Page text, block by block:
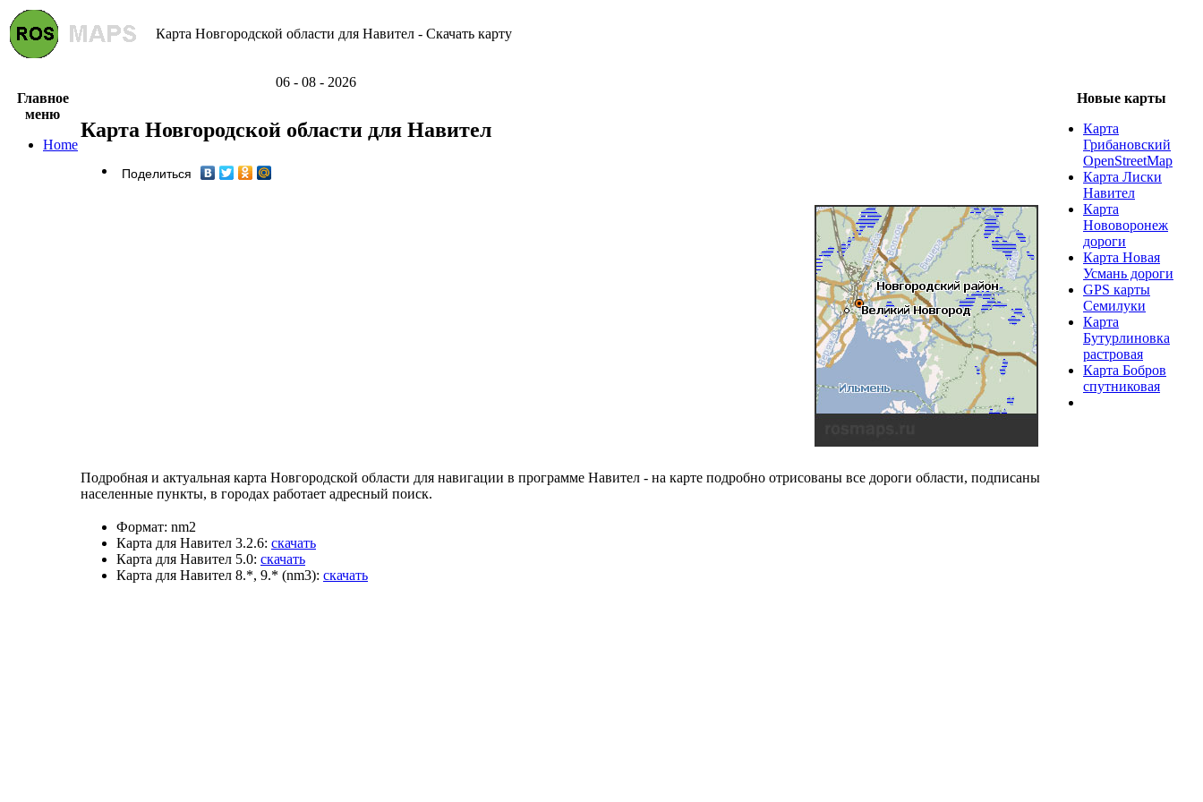
Карта Новгородской области для Навител - Скачать карту
06 - 08 - 2026
Главное
меню
Home
Карта Новгородской области для Навител
Поделиться
Подробная и актуальная карта Новгородской области для навигации в программе Навител - на карте подробно отрисованы все дороги области, подписаны
населенные пункты, в городах работает адресный поиск.
Формат: nm2
Карта для Навител 3.2.6: скачать
Карта для Навител 5.0: скачать
Карта для Навител 8.*, 9.* (nm3): скачать
Новые карты
Карта
Грибановский
OpenStreetMap
Карта Лиски
Навител
Карта
Нововоронеж
дороги
Карта Новая
Усмань дороги
GPS карты
Семилуки
Карта
Бутурлиновка
растровая
Карта Бобров
спутниковая